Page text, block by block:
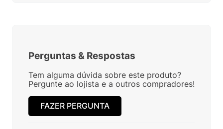
Perguntas & Respostas
Tem alguma dúvida sobre este produto?
Pergunte ao lojista e a outros compradores!
FAZER PERGUNTA